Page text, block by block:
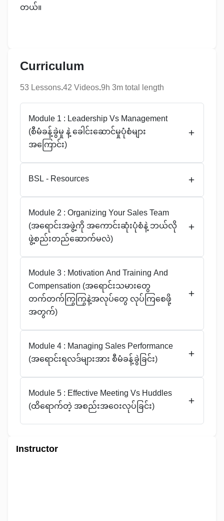
တယ်။
Curriculum
53Lessons.42Videos.9h 3m total length
Module 1 : Leadership Vs Management
(စီမံခန့်ခွဲမှု နဲ့‌ ခေါင်းဆောင်မှုပုံစံများ
အကြောင်း)
BSL - Resources
Module 2 : Organizing Your Sales Team
(အရောင်းအဖွဲ့ကို အကောင်းဆုံးပုံစံနဲ့ ဘယ်လို
ဖွဲ့စည်းတည်ဆောက်မလဲ)
Module 3 : Motivation And Training And
Compensation (အရောင်းသမားတွေ
တက်တက်ကြွကြွနဲ့အလုပ်တွေ လုပ်ကြစေဖို့
အတွက်)
Module 4 : Managing Sales Performance
(အရောင်းရလဒ်များအား စီမံခန့်ခွဲခြင်း)
Module 5 : Effective Meeting Vs Huddles
(ထိရောက်တဲ့ အစည်းအဝေးလုပ်ခြင်း)
Instructor